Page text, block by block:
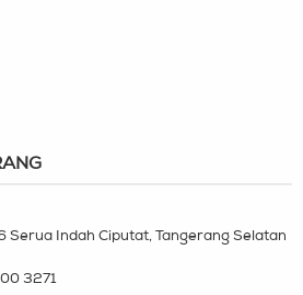
Serua Indah Ciputat, Tangerang Selatan
3271